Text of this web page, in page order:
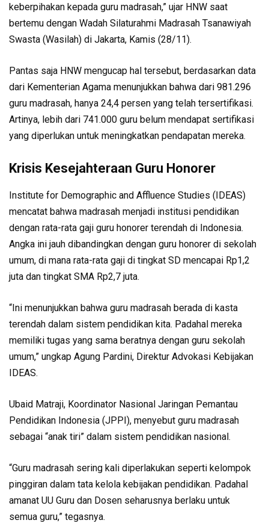
keberpihakan kepada guru madrasah,” ujar HNW saat
bertemu dengan Wadah Silaturahmi Madrasah Tsanawiyah
Swasta (Wasilah) di Jakarta, Kamis (28/11).
Pantas saja HNW mengucap hal tersebut, berdasarkan data
dari Kementerian Agama menunjukkan bahwa dari 981.296
guru madrasah, hanya 24,4 persen yang telah tersertifikasi.
Artinya, lebih dari 741.000 guru belum mendapat sertifikasi
yang diperlukan untuk meningkatkan pendapatan mereka.
Krisis Kesejahteraan Guru Honorer
Institute for Demographic and Affluence Studies (IDEAS)
mencatat bahwa madrasah menjadi institusi pendidikan
dengan rata-rata gaji guru honorer terendah di Indonesia.
Angka ini jauh dibandingkan dengan guru honorer di sekolah
umum, di mana rata-rata gaji di tingkat SD mencapai Rp1,2
juta dan tingkat SMA Rp2,7 juta.
“Ini menunjukkan bahwa guru madrasah berada di kasta
terendah dalam sistem pendidikan kita. Padahal mereka
memiliki tugas yang sama beratnya dengan guru sekolah
umum,” ungkap Agung Pardini, Direktur Advokasi Kebijakan
IDEAS.
Ubaid Matraji, Koordinator Nasional Jaringan Pemantau
Pendidikan Indonesia (JPPI), menyebut guru madrasah
sebagai “anak tiri” dalam sistem pendidikan nasional.
“Guru madrasah sering kali diperlakukan seperti kelompok
pinggiran dalam tata kelola kebijakan pendidikan. Padahal
amanat UU Guru dan Dosen seharusnya berlaku untuk
semua guru,” tegasnya.